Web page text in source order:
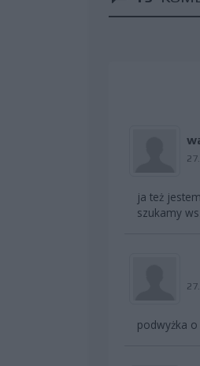
ja też
szukamy
podwyżka o